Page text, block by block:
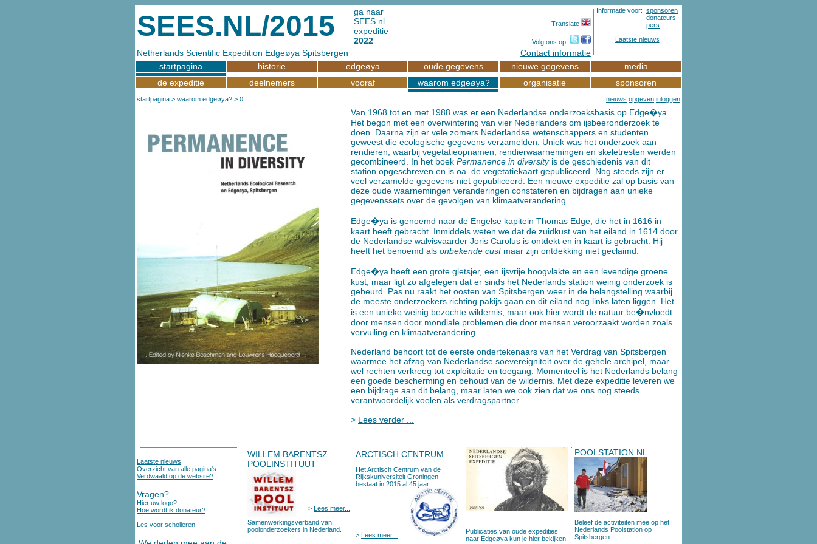
SEES.NL/2015
ga naar
SEES.nl
expeditie
2022
Translate
Volg ons op:
Informatie voor: sponsoren
donateurs
pers
Laatste nieuws
Netherlands Scientific Expedition Edgeøya Spitsbergen
Contact informatie
startpagina
historie edgeøya oude gegevens nieuwe gegevens
media
de expeditie
deelnemers vooraf waarom edgeøya? organisatie sponsoren
startpagina > waarom edgeøya? > 0 nieuws opgeven inloggen
Van 1968 tot en met 1988 was er een Nederlandse onderzoeksbasis op Edge�ya.
Het begon met een overwintering van vier Nederlanders om ijsbeeronderzoek te
doen. Daarna zijn er vele zomers Nederlandse wetenschappers en studenten
geweest die ecologische gegevens verzamelden. Uniek was het onderzoek aan
rendieren, waarbij vegetatieopnamen, rendierwaarnemingen en skeletresten werden
gecombineerd. In het boek Permanence in diversityis de geschiedenis van dit
station opgeschreven en is oa. de vegetatiekaart gepubliceerd. Nog steeds zijn er
veel verzamelde gegevens niet gepubliceerd. Een nieuwe expeditie zal op basis van
deze oude waarnemingen veranderingen constateren en bijdragen aan unieke
gegevenssets over de gevolgen van klimaatverandering.
Edge�ya is genoemd naar de Engelse kapitein Thomas Edge, die het in 1616 in
kaart heeft gebracht. Inmiddels weten we dat de zuidkust van het eiland in 1614 door
de Nederlandse walvisvaarder Joris Carolus is ontdekt en in kaart is gebracht. Hij
heeft het benoemd als onbekende custmaar zijn ontdekking niet geclaimd.
Edge�ya heeft een grote gletsjer, een ijsvrije hoogvlakte en een levendige groene
kust, maar ligt zo afgelegen dat er sinds het Nederlands station weinig onderzoek is
gebeurd. Pas nu raakt het oosten van Spitsbergen weer in de belangstelling waarbij
de meeste onderzoekers richting pakijs gaan en dit eiland nog links laten liggen. Het
is een unieke weinig bezochte wildernis, maar ook hier wordt de natuur be�nvloedt
door mensen door mondiale problemen die door mensen veroorzaakt worden zoals
vervuiling en klimaatverandering.
Nederland behoort tot de eerste ondertekenaars van het Verdrag van Spitsbergen
waarmee het afzag van Nederlandse soevereigniteit over de gehele archipel, maar
wel rechten verkreeg tot exploitatie en toegang. Momenteel is het Nederlands belang
een goede bescherming en behoud van de wildernis. Met deze expeditie leveren we
een bijdrage aan dit belang, maar laten we ook zien dat we ons nog steeds
verantwoordelijk voelen als verdragspartner.
> Lees verder ...
Laatste nieuws
Overzicht van alle pagina's
Verdwaald op de website?
Vragen?
Hier uw logo?
Hoe wordt ik donateur?
Les voor scholieren
WILLEM BARENTSZ
POOLINSTITUUT
> Lees meer...
Samenwerkingsverband van
poolonderzoekers in Nederland.
ARCTISCH CENTRUM
Het Arctisch Centrum van de
Rijkskuniversiteit Groningen
bestaat in 2015 al 45 jaar.
> Lees meer...
Publicaties van oude expedities
naar Edgeøya kun je hier bekijken.
POOLSTATION.NL
Beleef de activiteiten mee op het
Nederlands Poolstation op
Spitsbergen.